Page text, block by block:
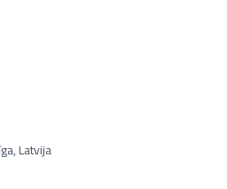
Latvija